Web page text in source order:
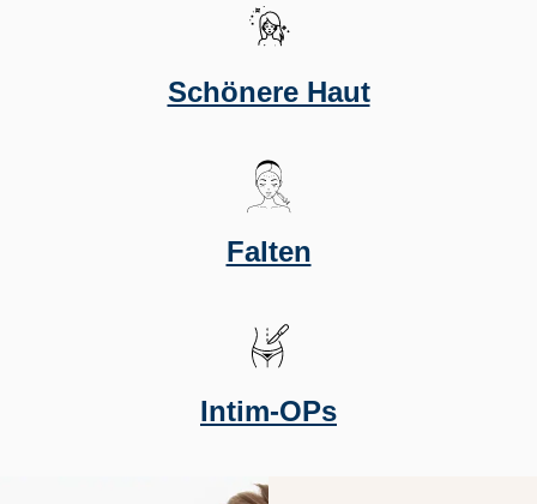
Schönere Haut
Falten
Intim-OPs